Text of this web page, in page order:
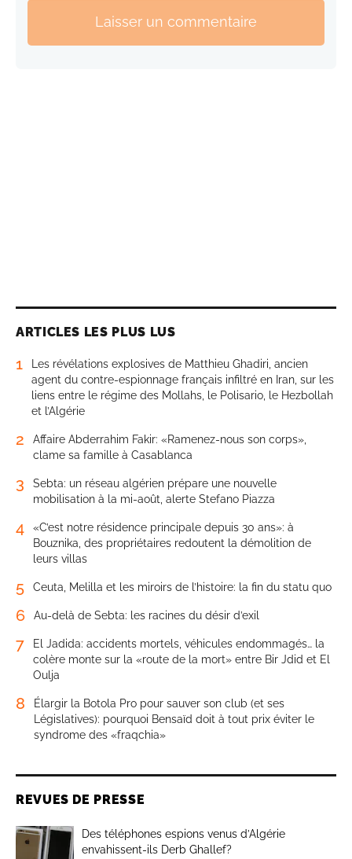
Laisser un commentaire
ARTICLES LES PLUS LUS
1
Les révélations explosives de Matthieu Ghadiri, ancien
agent du contre-espionnage français infiltré en Iran, sur les
liens entre le régime des Mollahs, le Polisario, le Hezbollah
et l’Algérie
2
Affaire Abderrahim Fakir: «Ramenez-nous son corps»,
clame sa famille à Casablanca
3
Sebta: un réseau algérien prépare une nouvelle
mobilisation à la mi-août, alerte Stefano Piazza
4
«C’est notre résidence principale depuis 30 ans»: à
Bouznika, des propriétaires redoutent la démolition de
leurs villas
5 Ceuta, Melilla et les miroirs de l’histoire: la fin du statu quo
6 Au-delà de Sebta: les racines du désir d’exil
7
El Jadida: accidents mortels, véhicules endommagés… la
colère monte sur la «route de la mort» entre Bir Jdid et El
Oulja
8
Élargir la Botola Pro pour sauver son club (et ses
Législatives): pourquoi Bensaïd doit à tout prix éviter le
syndrome des «fraqchia»
REVUES DE PRESSE
Des téléphones espions venus d’Algérie
envahissent-ils Derb Ghallef?